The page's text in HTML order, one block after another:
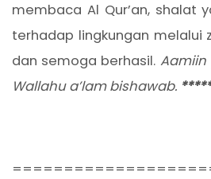
membaca Al Qur’an, shalat
terhadap lingkungan melalui
dan semoga berhasil. Aamiin
Wallahu a’lam bishawab. *****